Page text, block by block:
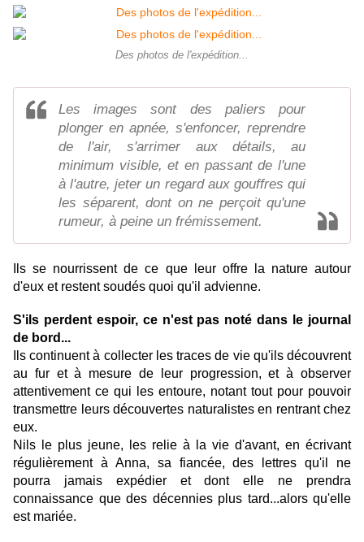
Des photos de l'expédition...
Les images sont des paliers pour
plonger en apnée, s'enfoncer, reprendre
de l'air, s'arrimer aux détails, au
minimum visible, et en passant de l'une
à l'autre, jeter un regard aux gouffres qui
les séparent, dont on ne perçoit qu'une
rumeur, à peine un frémissement.
Ils se nourrissent de ce que leur offre la nature autour
d'eux et restent soudés quoi qu'il advienne.
S'ils perdent espoir, ce n'est pas noté dans le journal
de bord...
Ils continuent à collecter les traces de vie qu'ils découvrent
au fur et à mesure de leur progression, et à observer
attentivement ce qui les entoure, notant tout pour pouvoir
transmettre leurs découvertes naturalistes en rentrant chez
eux.
Nils le plus jeune, les relie à la vie d'avant, en écrivant
régulièrement à Anna, sa fiancée, des lettres qu'il ne
pourra jamais expédier et dont elle ne prendra
connaissance que des décennies plus tard...alors qu'elle
est mariée.